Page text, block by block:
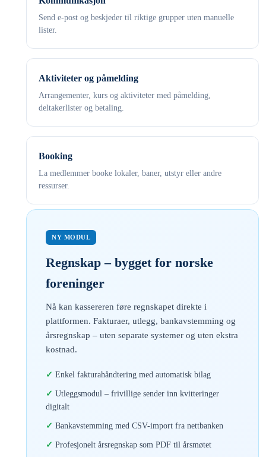
Send e-post og beskjeder til riktige grupper uten manuelle
lister.
Aktiviteter og påmelding
Arrangementer, kurs og aktiviteter med påmelding,
deltakerlister og betaling.
Booking
La medlemmer booke lokaler, baner, utstyr eller andre
ressurser.
NY MODUL
Regnskap – bygget for norske
foreninger
Nå kan kassereren føre regnskapet direkte i
plattformen. Fakturaer, utlegg, bankavstemming og
årsregnskap – uten separate systemer og uten ekstra
kostnad.
Enkel fakturahåndtering med automatisk bilag
Utleggsmodul – frivillige sender inn kvitteringer
digitalt
Bankavstemming med CSV-import fra nettbanken
Profesjonelt årsregnskap som PDF til årsmøtet